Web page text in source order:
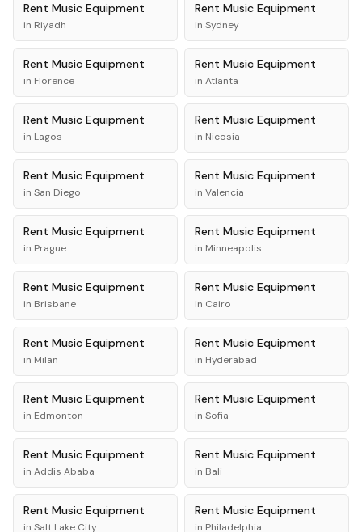
Rent Music Equipment
in Riyadh
Rent Music Equipment
in Sydney
Rent Music Equipment
in Florence
Rent Music Equipment
in Atlanta
Rent Music Equipment
in Lagos
Rent Music Equipment
in Nicosia
Rent Music Equipment
in San Diego
Rent Music Equipment
in Valencia
Rent Music Equipment
in Prague
Rent Music Equipment
in Minneapolis
Rent Music Equipment
in Brisbane
Rent Music Equipment
in Cairo
Rent Music Equipment
in Milan
Rent Music Equipment
in Hyderabad
Rent Music Equipment
in Edmonton
Rent Music Equipment
in Sofia
Rent Music Equipment
in Addis Ababa
Rent Music Equipment
in Bali
Rent Music Equipment
in Salt Lake City
Rent Music Equipment
in Philadelphia